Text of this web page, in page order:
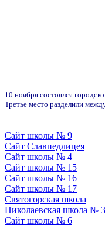
10 ноября состоялся
Третье место разделили
Сайт школы № 9
Сайт Славпедлицея
Сайт школы № 4
Сайт школы № 15
Сайт школы № 16
Сайт школы № 17
Святогорская школа
Николаевская школа № 3
Сайт школы № 6